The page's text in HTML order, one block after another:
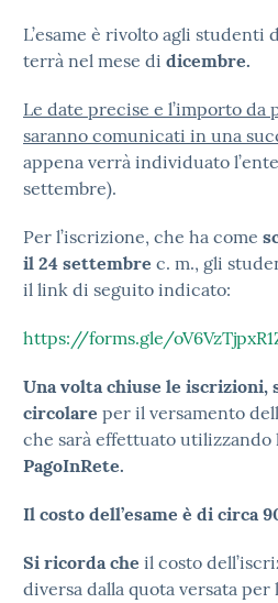
L’esame è rivolto agli studenti
terrà nel mese di dicembre.
Le date precise e l’importo da
saranno comunicati in una
appena verrà individuato
settembre).
Per l’iscrizione, che ha come
il 24 settembre c. m., gli
il link di seguito indicato:
https://forms.gle/
Una volta chiuse le iscrizioni,
circolare per il versamento
che sarà effettuato utilizzando
PagoInRete.
Il costo dell’esame è di circa
Si ricorda che il costo
diversa dalla quota versata per